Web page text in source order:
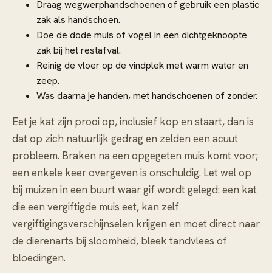
Draag wegwerphandschoenen of gebruik een plastic
zak als handschoen.
Doe de dode muis of vogel in een dichtgeknoopte
zak bij het restafval.
Reinig de vloer op de vindplek met warm water en
zeep.
Was daarna je handen, met handschoenen of zonder.
Eet je kat zijn prooi op, inclusief kop en staart, dan is
dat op zich natuurlijk gedrag en zelden een acuut
probleem. Braken na een opgegeten muis komt voor;
een enkele keer overgeven is onschuldig. Let wel op
bij muizen in een buurt waar gif wordt gelegd: een kat
die een vergiftigde muis eet, kan zelf
vergiftigingsverschijnselen krijgen en moet direct naar
de dierenarts bij sloomheid, bleek tandvlees of
bloedingen.